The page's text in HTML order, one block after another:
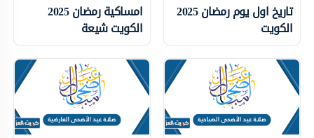
تاريخ اول يوم رمضان 2025
الكويت
امساكية رمضان 2025
الكويت شيعة